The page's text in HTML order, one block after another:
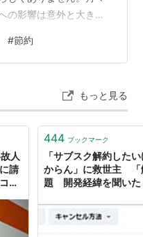
の影響は意外と大きく
りやすく解説します。
契約状況を一覧で把握
ットカードの明細を定
防げます 原因・基本知
ク）とは…
#節約
もっと見る
人
請
444 ブックマーク
「サブスク解約した
からん」に救世主
題 開発経緯を聞いた